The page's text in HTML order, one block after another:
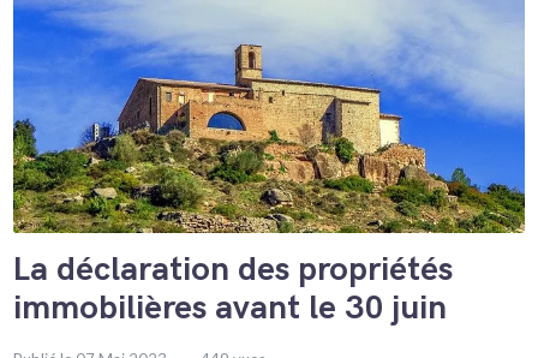
La déclaration des propriétés
immobilières avant le 30 juin